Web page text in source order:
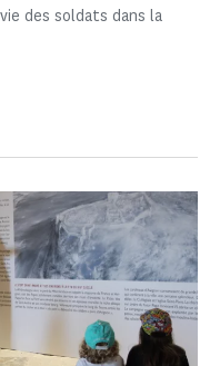
des soldats dans la